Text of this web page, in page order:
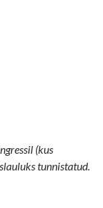
(kus
tunnistatud.